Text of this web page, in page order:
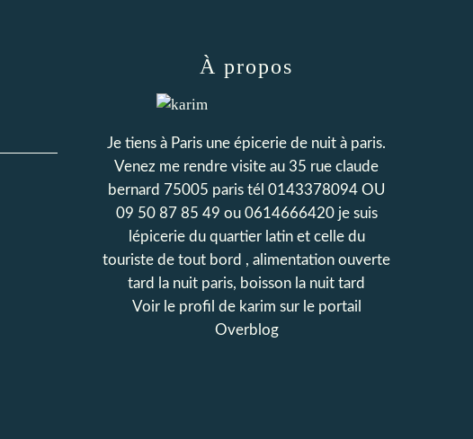
À propos
Je tiens à Paris une épicerie de nuit à paris.
Venez me rendre visite au 35 rue claude
bernard 75005 paris tél 0143378094 OU
09 50 87 85 49 ou 0614666420 je suis
lépicerie du quartier latin et celle du
touriste de tout bord , alimentation ouverte
tard la nuit paris, boisson la nuit tard
Voir le profil de karim sur le portail
Overblog